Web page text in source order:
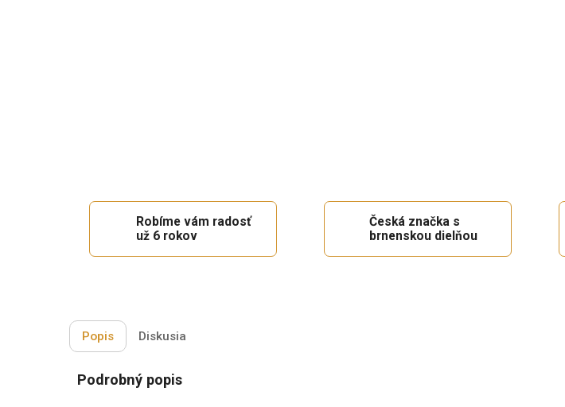
Robíme vám radosť
už 6 rokov
Česká značka s
brnenskou dielňou
Popis Diskusia
Podrobný popis